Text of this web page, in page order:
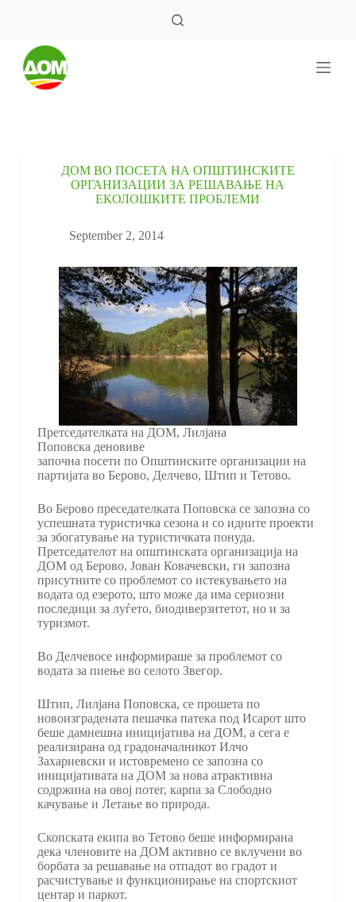
ДОМ ВО ПОСЕТА НА ОПШТИНСКИТЕ
ОРГАНИЗАЦИИ ЗА РЕШАВАЊЕ НА
ЕКОЛОШКИТЕ ПРОБЛЕМИ
September 2, 2014
Претседателката на ДОМ, Лилјана
Поповска деновиве
започна посети по Општинските организации на
партијата во Берово, Делчево, Штип и Тетово.
Во Берово преседателката Поповска се запозна со
успешната туристичка сезона и со идните проекти
за збогатување на туристичката понуда.
Претседателот на општинската организација на
ДОМ од Берово, Јован Ковачевски, ги запозна
присутните со проблемот со истекувањето на
водата од езерото, што може да има сериозни
последици за луѓето, биодиверзитетот, но и за
туризмот.
Во Делчевосе информираше за проблемот со
водата за пиење во селото Звегор.
Штип, Лилјана Поповска, се прошета по
новоизградената пешачка патека под Исарот што
беше дамнешна иницијатива на ДОМ, а сега е
реализирана од градоначалникот Илчо
Захариевски и истовремено се запозна со
иницијативата на ДОМ за нова атрактивна
содржина на овој потег, карпа за Слободно
качување и Летање во природа.
Скопската екипа во Тетово беше информирана
дека членовите на ДОМ активно се вклучени во
борбата за решавање на отпадот во градот и
расчистување и функционирање на спортскиот
центар и паркот.